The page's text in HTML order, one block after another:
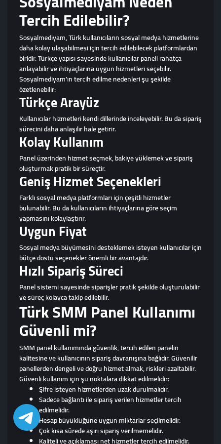
Tercih Edilebilir?
Sosyalmediyam, Türk kullanıcıların sosyal medya hizmetlerine
daha kolay ulaşabilmesi için tercih edilebilecek platformlardan
biridir. Türkçe yapısı sayesinde kullanıcılar paneli rahatça
anlayabilir ve ihtiyaçlarına uygun hizmetleri seçebilir.
Sosyalmediyam’ın tercih edilme nedenleri şu şekilde
özetlenebilir:
Türkçe Arayüz
Kullanıcılar hizmetleri kendi dillerinde inceleyebilir. Bu da sipariş
sürecini daha anlaşılır hale getirir.
Kolay Kullanım
Panel üzerinden hizmet seçmek, bakiye yüklemek ve sipariş
oluşturmak pratik bir süreçtir.
Geniş Hizmet Seçenekleri
Farklı sosyal medya platformları için çeşitli hizmetler
bulunabilir. Bu da kullanıcıların ihtiyaçlarına göre seçim
yapmasını kolaylaştırır.
Uygun Fiyat
Sosyal medya büyümesini desteklemek isteyen kullanıcılar için
bütçe dostu seçenekler önemli bir avantajdır.
Hızlı Sipariş Süreci
Panel sistemi sayesinde siparişler pratik şekilde oluşturulabilir
ve süreç kolayca takip edilebilir.
Türk SMM Panel Kullanımı
Güvenli mi?
SMM panel kullanımında güvenlik, tercih edilen panelin
kalitesine ve kullanıcının sipariş davranışına bağlıdır. Güvenilir
panellerden dengeli ve doğru hizmet almak, riskleri azaltabilir.
Güvenli kullanım için şu noktalara dikkat edilmelidir:
Şifre isteyen hizmetlerden uzak durulmalıdır.
Sadece bağlantı ile sipariş verilen hizmetler tercih
edilmelidir.
Hesap büyüklüğüne uygun miktarlar seçilmelidir.
Çok kısa sürede aşırı sipariş verilmemelidir.
Kaliteli ve açıklaması net hizmetler tercih edilmelidir.